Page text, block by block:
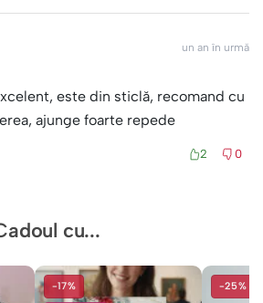
un an în urmă
este din sticlă, recomand cu
ajunge foarte repede
2 0
cu...
-17% -25%